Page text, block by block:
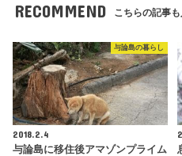
RECOMMEND こちらの記事も
与論島の暮らし
2018.2.4
与論島に移住後アマゾンプライム